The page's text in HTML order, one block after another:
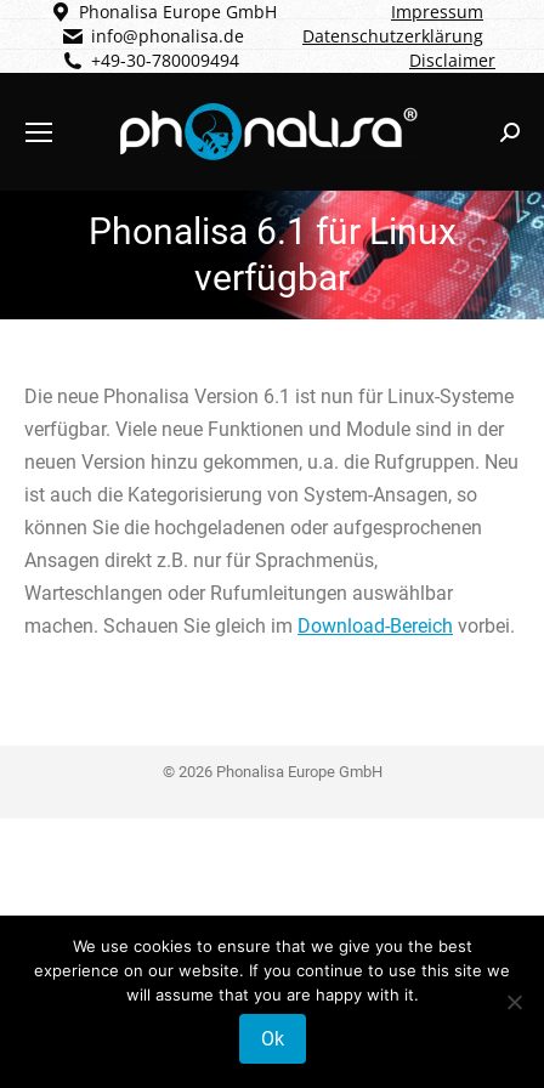
Phonalisa Europe GmbH
info@phonalisa.de
+49-30-780009494
Impressum
Datenschutzerklärung
Disclaimer
Phonalisa 6.1 für Linux
verfügbar
Die neue Phonalisa Version 6.1 ist nun für Linux-Systeme
verfügbar. Viele neue Funktionen und Module sind in der
neuen Version hinzu gekommen, u.a. die Rufgruppen. Neu
ist auch die Kategorisierung von System-Ansagen, so
können Sie die hochgeladenen oder aufgesprochenen
Ansagen direkt z.B. nur für Sprachmenüs,
Warteschlangen oder Rufumleitungen auswählbar
machen. Schauen Sie gleich im Download-Bereich vorbei.
© 2026 Phonalisa Europe GmbH
We use cookies to ensure that we give you the best
experience on our website. If you continue to use this site we
will assume that you are happy with it.
Ok